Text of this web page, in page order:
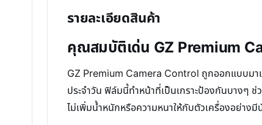
รายละเอียดสินค้า
คุณสมบัติเด่น GZ Premium
GZ Premium Camera Control ถูกออกแบบมา
ประจำวัน ฟิล์มนี้ทำหน้าที่เป็นเกราะป้องกันบางๆ
ไม่เพิ่มน้ำหนักหรือความหนาให้กับตัวเครื่องอย่า